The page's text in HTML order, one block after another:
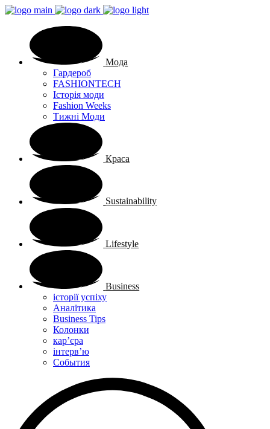
Мода
Гардероб
FASHIONTECH
Історія моди
Fashion Weeks
Тижні Моди
Краса
Sustainability
Lifestyle
Business
історії успіху
Аналітика
Business Tips
Колонки
кар’єра
інтерв’ю
Cобытия